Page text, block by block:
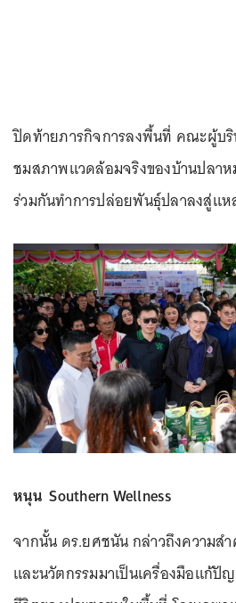
ปิดท้ายภารกิจการลงพื้นที่ คณะผู้บริ
ชมสภาพแวดล้อมจริงของบ้านปลา
ร่วมกันทำการปล่อยพันธุ์ปลาลงสู่แห
หนุน Southern Wellness
จากนั้น ดร.ยศชนัน กล่าวถึงความส
และนวัตกรรมมาเป็นเครื่องมือแก้